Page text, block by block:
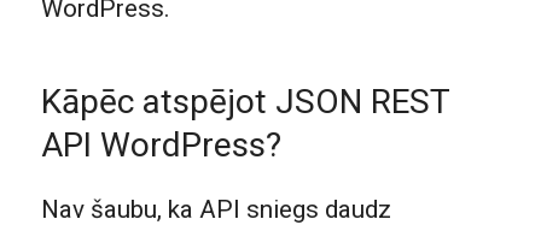
WordPress.
Kāpēc atspējot JSON REST
API WordPress?
Nav šaubu, ka API sniegs daudz